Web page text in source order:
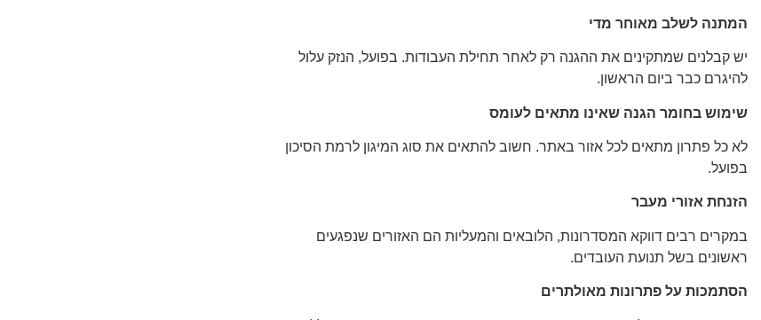
המתנה לשלב מאוחר מדי
יש קבלנים שמתקינים את ההגנה רק לאחר תחילת העבודות. בפועל, הנזק עלול
להיגרם כבר ביום הראשון.
שימוש בחומר הגנה שאינו מתאים לעומס
לא כל פתרון מתאים לכל אזור באתר. חשוב להתאים את סוג המיגון לרמת הסיכון
בפועל.
הזנחת אזורי מעבר
במקרים רבים דווקא המסדרונות, הלובאים והמעליות הם האזורים שנפגעים
ראשונים בשל תנועת העובדים.
הסתמכות על פתרונות מאולתרים